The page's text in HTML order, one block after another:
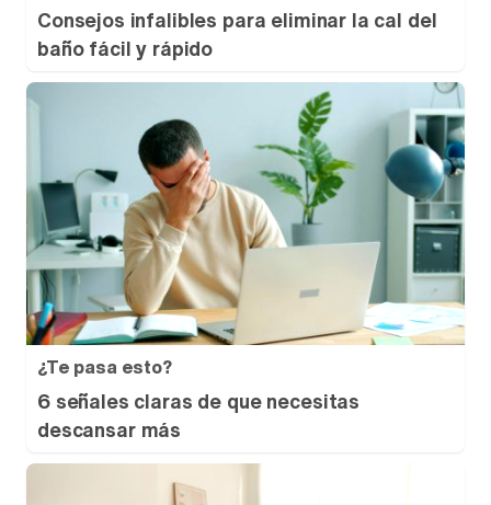
Consejos infalibles para eliminar la cal del
baño fácil y rápido
¿Te pasa esto?
6 señales claras de que necesitas
descansar más